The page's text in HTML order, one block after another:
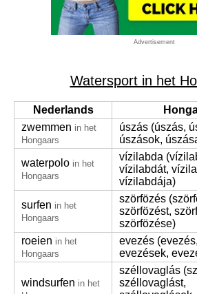
Advertisement
Watersport in het
Nederlands
zwemmen in het
Hongaars
úszás (úszás,
úszások,
waterpolo in het
Hongaars
vízilabda
vízilabdát,
vízilabdája)
surfen in het
Hongaars
szörfözés
szörfözést,
szörfözése)
roeien in het
Hongaars
evezés
evezések,
windsurfen in het
széllovaglás
széllovaglást,